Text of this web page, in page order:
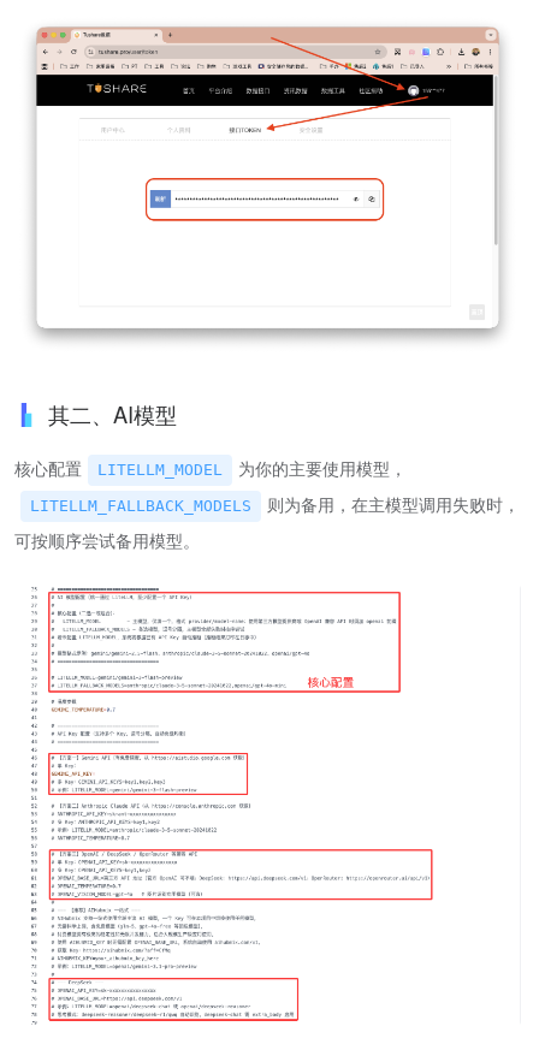
其二、AI模型
核心配置 LITELLM_MODEL 为你的主要使用模型，
LITELLM_FALLBACK_MODELS
则为备用，在主模型调用失败时，
可按顺序尝试备用模型。